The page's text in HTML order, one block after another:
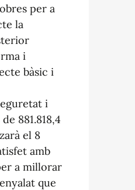
per a
la
i
bàsic i
i
881.818,4
el 8
amb
a millorar
que